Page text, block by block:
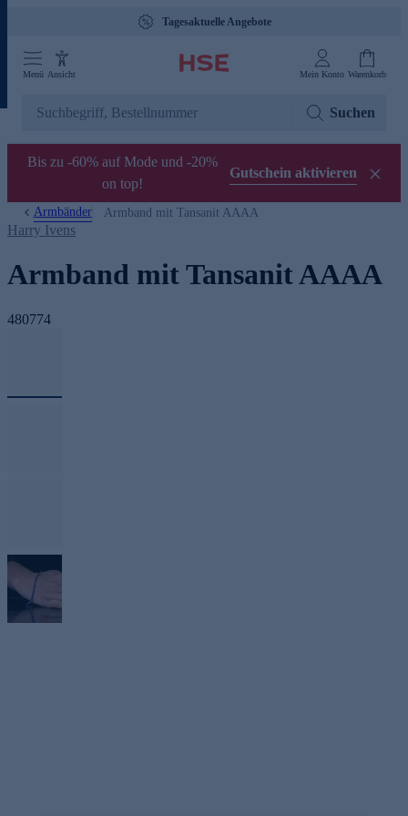
Tagesaktuelle Angebote
Menü Ansicht Mein Konto Warenkorb
Suchen
Bis zu -60% auf Mode und -20%
on top!
Gutschein aktivieren
Armbänder Armband mit Tansanit AAAA
Harry Ivens
Armband mit Tansanit AAAA
480774